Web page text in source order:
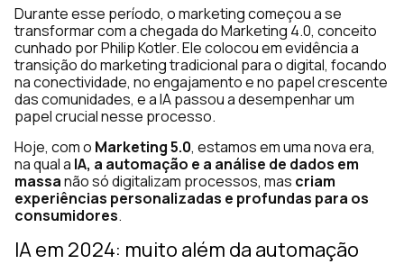
Durante esse período, o marketing começou a se
transformar com a chegada do Marketing 4.0, conceito
cunhado por Philip Kotler. Ele colocou em evidência a
transição do marketing tradicional para o digital, focando
na conectividade, no engajamento e no papel crescente
das comunidades, e a IA passou a desempenhar um
papel crucial nesse processo.
Hoje, com o Marketing 5.0, estamos em uma nova era,
na qual a IA, a automação e a análise de dados em
massanão só digitalizam processos, mas criam
experiências personalizadas e profundas para os
consumidores.
IA em 2024: muito além da automação